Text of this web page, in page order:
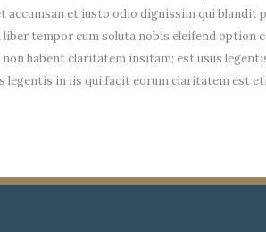
accumsan et iusto odio dignissim qui blandit
tempor cum soluta nobis eleifend option
habent claritatem insitam; est usus
legentis in iis qui facit eorum claritatem est